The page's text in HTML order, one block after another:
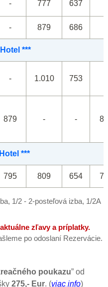
- 777 637
- 879 686
***
- 1.010 753
879 - -
***
795 809 654
1/2 - 2-posteľová izba, 1/2A
zľavy a príplatky.
po odoslaní Rezervácie.
poukazu” od
275,- Eur. (viac info)